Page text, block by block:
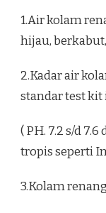
1.Air kolam
hijau,
2.Kadar air
standar test
( PH. 7.2 s/d 7.6
tropis seperti
3.Kolam